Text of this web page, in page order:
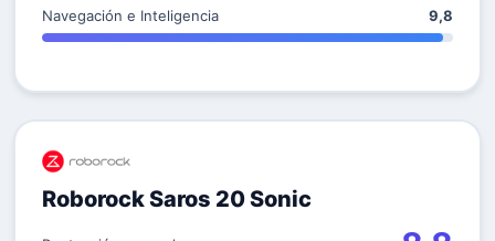
Navegación e Inteligencia 9,8
Roborock Saros 20 Sonic